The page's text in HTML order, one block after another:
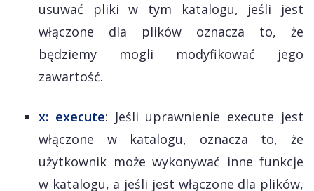
usuwać pliki w tym katalogu, jeśli jest
włączone dla plików oznacza to, że
będziemy mogli modyfikować jego
zawartość.
x: execute: Jeśli uprawnienie execute jest
włączone w katalogu, oznacza to, że
użytkownik może wykonywać inne funkcje
w katalogu, a jeśli jest włączone dla plików,